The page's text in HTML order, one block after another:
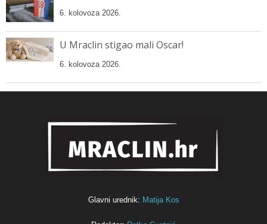
6. kolovoza 2026.
U Mraclin stigao mali Oscar!
6. kolovoza 2026.
Glavni urednik: Matija Kos